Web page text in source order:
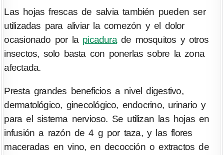
Las hojas frescas de salvia también pueden ser
utilizadas para aliviar la comezón y el dolor
ocasionado por la picadurade mosquitos y otros
insectos, solo basta con ponerlas sobre la zona
afectada.
Presta grandes beneficios a nivel digestivo,
dermatológico, ginecológico, endocrino, urinario y
para el sistema nervioso. Se utilizan las hojas en
infusión a razón de 4 g por taza, y las flores
maceradas en vino, en decocción o extractos de